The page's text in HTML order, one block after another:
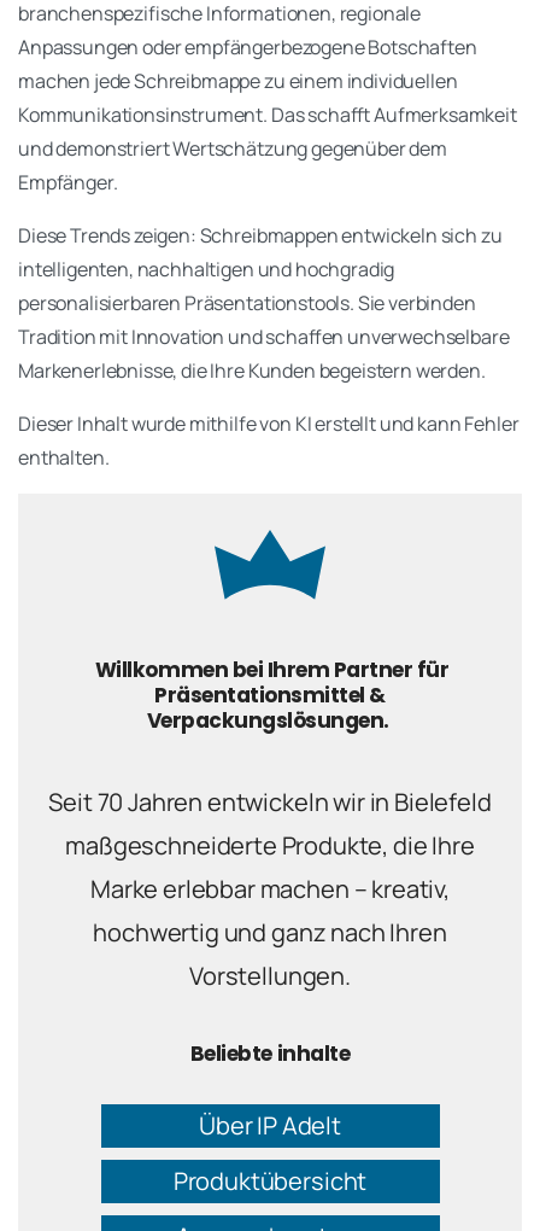
branchenspezifische Informationen, regionale
Anpassungen oder empfängerbezogene Botschaften
machen jede Schreibmappe zu einem individuellen
Kommunikationsinstrument. Das schafft Aufmerksamkeit
und demonstriert Wertschätzung gegenüber dem
Empfänger.
Diese Trends zeigen: Schreibmappen entwickeln sich zu
intelligenten, nachhaltigen und hochgradig
personalisierbaren Präsentationstools. Sie verbinden
Tradition mit Innovation und schaffen unverwechselbare
Markenerlebnisse, die Ihre Kunden begeistern werden.
Dieser Inhalt wurde mithilfe von KI erstellt und kann Fehler
enthalten.
Willkommen bei Ihrem Partner für
Präsentationsmittel &
Verpackungslösungen.
Seit 70 Jahren entwickeln wir in Bielefeld
maßgeschneiderte Produkte, die Ihre
Marke erlebbar machen – kreativ,
hochwertig und ganz nach Ihren
Vorstellungen.
Beliebte inhalte
Über IP Adelt
Produktübersicht